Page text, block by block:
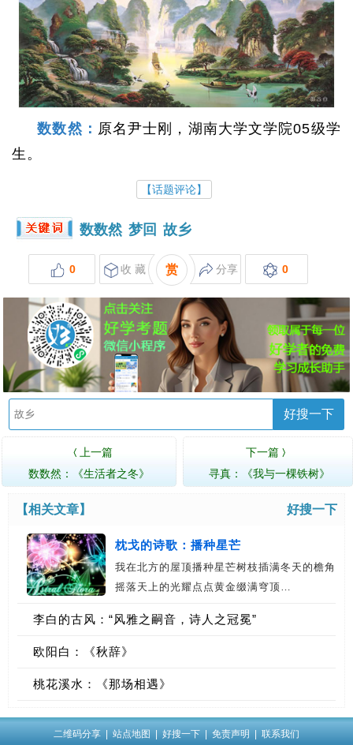
数数然： 原名尹士刚，湖南大学文学院05级学
生。
【话题评论】
数数然 梦回 故乡
0 收 藏 赏 分享 0
好搜一下
〈 上一篇
数数然：《生活者之冬》
下一篇 〉
寻真：《我与一棵铁树》
【相关文章】 好搜一下
枕戈的诗歌：播种星芒
我在北方的屋顶播种星芒树枝插满冬天的檐角
摇落天上的光耀点点黄金缀满穹顶…
李白的古风：“风雅之嗣音，诗人之冠冕”
欧阳白：《秋辞》
桃花溪水：《那场相遇》
二维码分享 站点地图 好搜一下 免责声明 联系我们